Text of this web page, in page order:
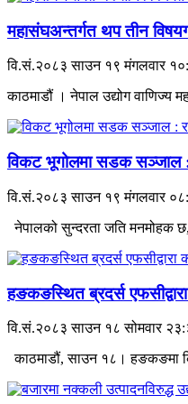
महासंघअन्तर्गत थप तीन
वि.सं.२०८३ साउन १९ मंगलवार
काठमाडौं । नेपाल उद्योग वाणिज्य
विकट भूगोलमा सडक सञ्जाल :
वि.सं.२०८३ साउन १९ मंगलवार
नेपालको सुन्दरता जति मनमोहक छ,
हङकङस्थित ब्रदर्स
वि.सं.२०८३ साउन १८ सोमवार
काठमाडौं, साउन १८। हङकङमा